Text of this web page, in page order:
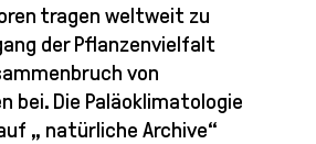
tragen weltweit zu
der Pflanzenvielfalt
von
bei. Die Paläoklimatologie
„ natürliche Archive“